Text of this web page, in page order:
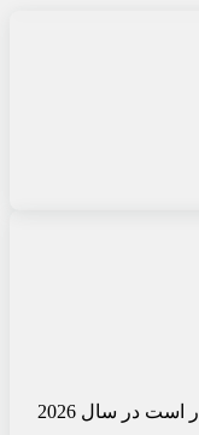
، رنو نسل چهارم توئینگو خود را در نمایشگاه خودروی بروکسل معرفی کرد و طراحی داخلی آن به‌طور رسمی رونمایی شد. نسخه تولیدی پنج درب این خودرو قرار است در سال 2026